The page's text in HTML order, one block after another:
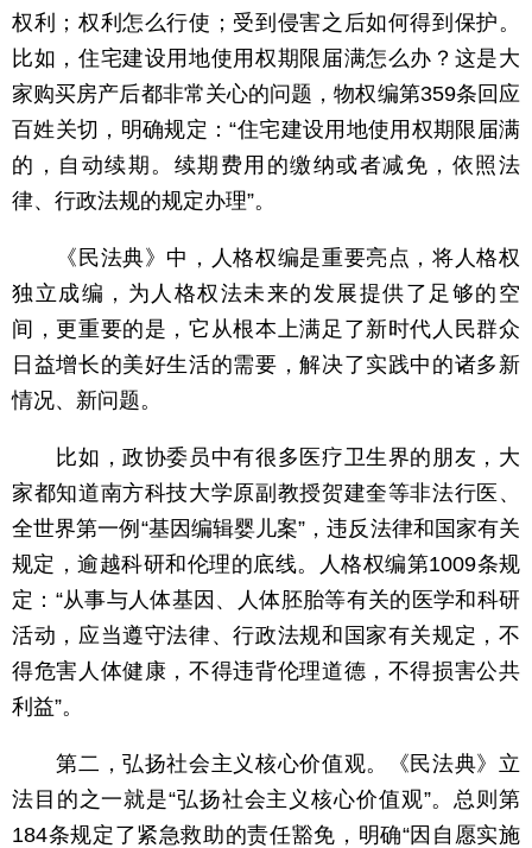
权利；权利怎么行使；受到侵害之后如何得到保护。
比如，住宅建设用地使用权期限届满怎么办？这是大
家购买房产后都非常关心的问题，物权编第359条回应
百姓关切，明确规定：“住宅建设用地使用权期限届满
的，自动续期。续期费用的缴纳或者减免，依照法
律、行政法规的规定办理”。
《民法典》中，人格权编是重要亮点，将人格权
独立成编，为人格权法未来的发展提供了足够的空
间，更重要的是，它从根本上满足了新时代人民群众
日益增长的美好生活的需要，解决了实践中的诸多新
情况、新问题。
比如，政协委员中有很多医疗卫生界的朋友，大
家都知道南方科技大学原副教授贺建奎等非法行医、
全世界第一例“基因编辑婴儿案”，违反法律和国家有关
规定，逾越科研和伦理的底线。人格权编第1009条规
定：“从事与人体基因、人体胚胎等有关的医学和科研
活动，应当遵守法律、行政法规和国家有关规定，不
得危害人体健康，不得违背伦理道德，不得损害公共
利益”。
第二，弘扬社会主义核心价值观。《民法典》立
法目的之一就是“弘扬社会主义核心价值观”。总则第
184条规定了紧急救助的责任豁免，明确“因自愿实施